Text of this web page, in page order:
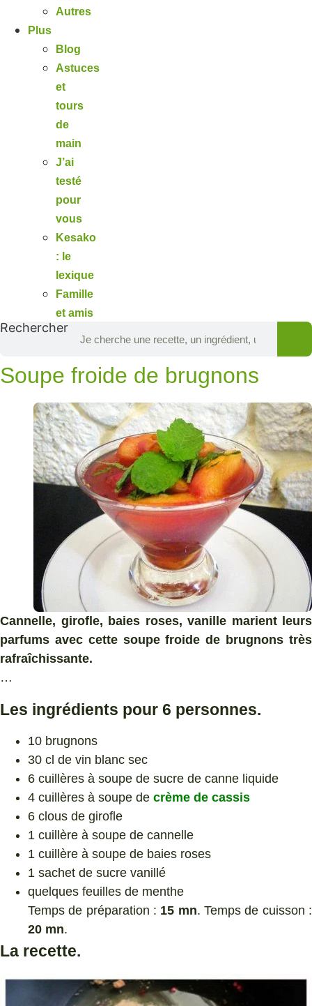
Autres
Plus
Blog
Astuces
et
tours
de
main
J’ai
testé
pour
vous
Kesako
: le
lexique
Famille
et amis
Rechercher
Soupe froide de brugnons
Cannelle, girofle, baies roses, vanille marient leurs
parfums avec cette soupe froide de brugnons très
rafraîchissante.
…
Les ingrédients pour 6 personnes.
10 brugnons
30 cl de vin blanc sec
6 cuillères à soupe de sucre de canne liquide
4 cuillères à soupe de crème de cassis
6 clous de girofle
1 cuillère à soupe de cannelle
1 cuillère à soupe de baies roses
1 sachet de sucre vanillé
quelques feuilles de menthe
Temps de préparation : 15 mn. Temps de cuisson :
20 mn.
La recette.